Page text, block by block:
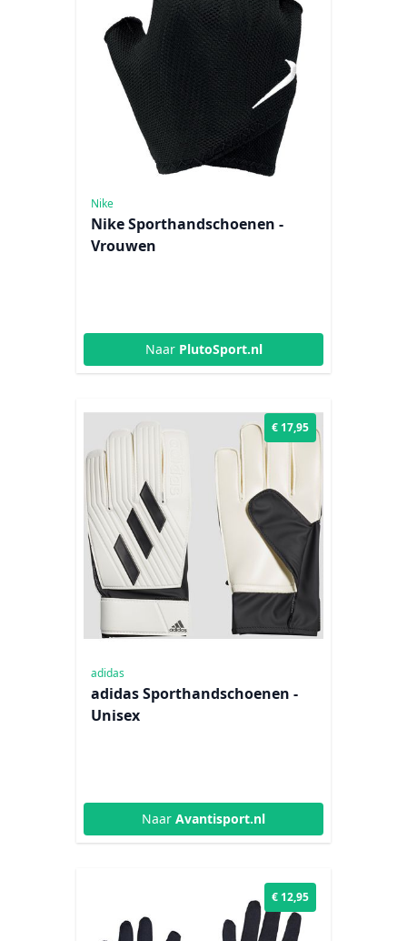
Nike
Nike Sporthandschoenen -
Vrouwen
Naar PlutoSport.nl
€ 17,95
adidas
adidas Sporthandschoenen -
Unisex
Naar Avantisport.nl
€ 12,95